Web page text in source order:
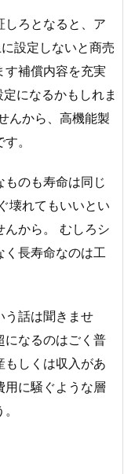
しろとなると、ア
設定しないと商売
す補償内容を充実
になるかもしれま
んから、高機能製
。
のも寿命は同じ
壊れてもいいとい
んから。 むしろシ
く長寿命なのは工
う話は聞きませ
になるのはごく普
もしくは収入があ
用に騒ぐような層